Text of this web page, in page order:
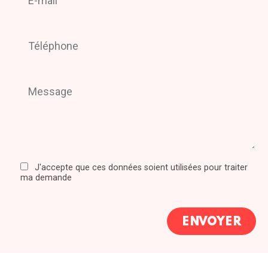
J'accepte que ces données soient utilisées pour traiter
ma demande